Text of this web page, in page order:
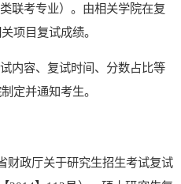
联考专业）。由相关学院在复
项目复试成绩。
内容、复试时间、分数占比等
制定并通知考生。
财政厅关于研究生招生考试复试